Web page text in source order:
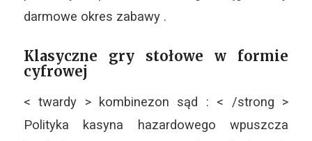
darmowe okres zabawy .
Klasyczne gry stołowe w formie
cyfrowej
< twardy > kombinezon sąd : < /strong >
Polityka kasyna hazardowego wpuszcza